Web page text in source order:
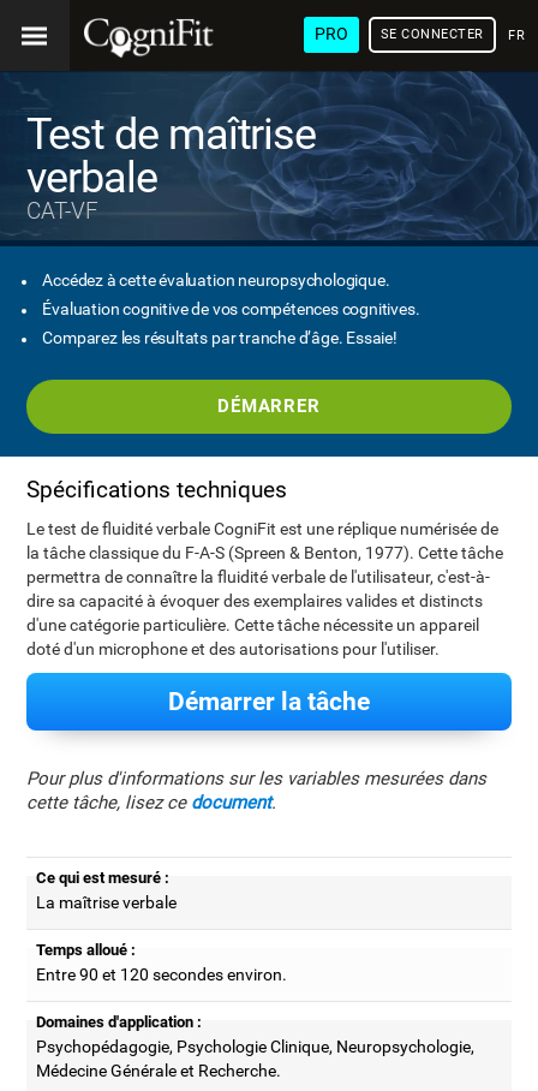
PRO SE CONNECTER
Test de maîtrise
verbale
CAT-VF
Accédez à cette évaluation neuropsychologique.
Évaluation cognitive de vos compétences cognitives.
Comparez les résultats par tranche d’âge. Essaie!
DÉMARRER
Spécifications techniques
Le test de fluidité verbale CogniFit est une réplique numérisée de
la tâche classique du F-A-S (Spreen & Benton, 1977). Cette tâche
permettra de connaître la fluidité verbale de l'utilisateur, c'est-à-
dire sa capacité à évoquer des exemplaires valides et distincts
d'une catégorie particulière. Cette tâche nécessite un appareil
doté d'un microphone et des autorisations pour l'utiliser.
Démarrer la tâche
Pour plus d'informations sur les variables mesurées dans
cette tâche, lisez ce document.
Ce qui est mesuré :
La maîtrise verbale
Temps alloué :
Entre 90 et 120 secondes environ.
Domaines d'application :
Psychopédagogie, Psychologie Clinique, Neuropsychologie,
Médecine Générale et Recherche.